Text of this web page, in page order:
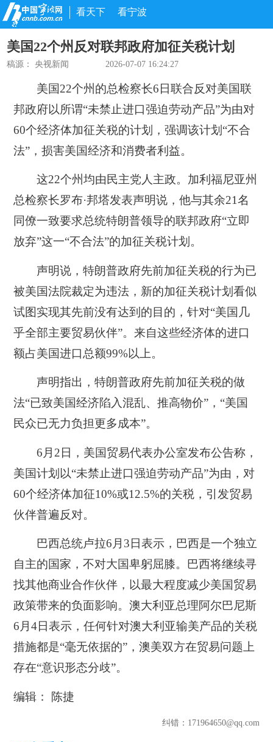
看天下 看宁波
美国22个州反对联邦政府加征关税计划
稿源：央视新闻 2026-07-07 16:24:27
美国22个州的总检察长6日联合反对美国联
邦政府以所谓“未禁止进口强迫劳动产品”为由对
60个经济体加征关税的计划，强调该计划“不合
法”，损害美国经济和消费者利益。
这22个州均由民主党人主政。加利福尼亚州
总检察长罗布·邦塔发表声明说，他与其余21名
同僚一致要求总统特朗普领导的联邦政府“立即
放弃”这一“不合法”的加征关税计划。
声明说，特朗普政府先前加征关税的行为已
被美国法院裁定为违法，新的加征关税计划看似
试图实现其先前没有达到的目的，针对“美国几
乎全部主要贸易伙伴”。来自这些经济体的进口
额占美国进口总额99%以上。
声明指出，特朗普政府先前加征关税的做
法“已致美国经济陷入混乱、推高物价”，“美国
民众已无力负担更多成本”。
6月2日，美国贸易代表办公室发布公告称，
美国计划以“未禁止进口强迫劳动产品”为由，对
60个经济体加征10%或12.5%的关税，引发贸易
伙伴普遍反对。
巴西总统卢拉6月3日表示，巴西是一个独立
自主的国家，不对大国卑躬屈膝。巴西将继续寻
找其他商业合作伙伴，以最大程度减少美国贸易
政策带来的负面影响。澳大利亚总理阿尔巴尼斯
6月4日表示，任何针对澳大利亚输美产品的关税
措施都是“毫无依据的”，澳美双方在贸易问题上
存在“意识形态分歧”。
编辑： 陈捷
纠错：171964650@qq.com